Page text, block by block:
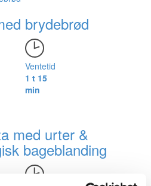
brydebrød
Ventetid
1 t 15
min
med urter &
bageblanding